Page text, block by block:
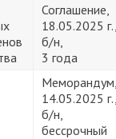
Соглашение,
18.05.2025
б/н,
3 года
14.05.2025
б/н,
бессрочный